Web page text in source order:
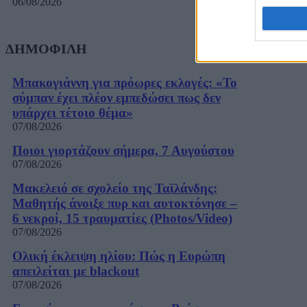
ΔΗΜΟΦΙΛΗ
Μπακογιάννη για πρόωρες εκλογές: «Το
σύμπαν έχει πλέον εμπεδώσει πως δεν
υπάρχει τέτοιο θέμα»
07/08/2026
Ποιοι γιορτάζουν σήμερα, 7 Αυγούστου
07/08/2026
Μακελειό σε σχολείο της Ταϊλάνδης:
Μαθητής άνοιξε πυρ και αυτοκτόνησε –
6 νεκροί, 15 τραυματίες (Photos/Video)
07/08/2026
Ολική έκλειψη ηλίου: Πώς η Ευρώπη
απειλείται με blackout
07/08/2026